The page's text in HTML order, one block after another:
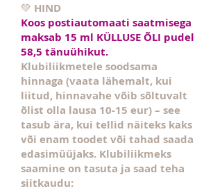
💚 HIND
Koos postiautomaati saatmisega
maksab 15 ml KÜLLUSE ÕLI pudel
58,5 tänuühikut.
Klubiliikmetele soodsama
hinnaga (vaata lähemalt, kui
liitud, hinnavahe võib sõltuvalt
õlist olla lausa 10-15 eur) – see
tasub ära, kui tellid näiteks kaks
või enam toodet või tahad saada
edasimüüjaks. Klubiliikmeks
saamine on tasuta ja saad teha
siitkaudu: